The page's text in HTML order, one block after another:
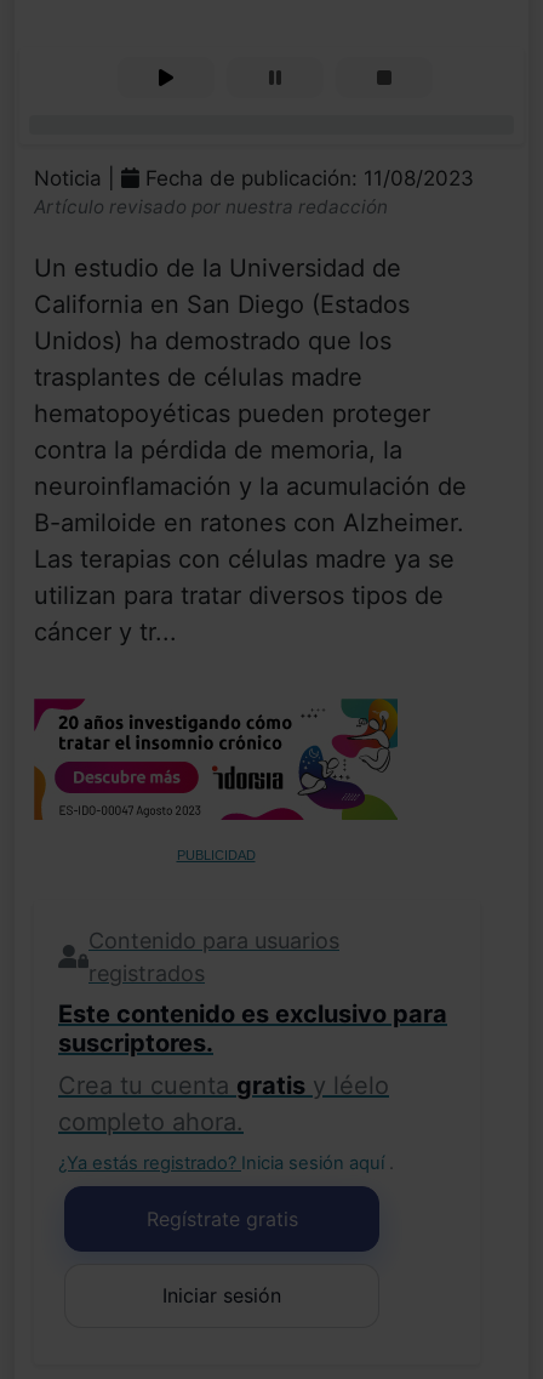
Noticia | Fecha de publicación: 11/08/2023
Artículo revisado por nuestra redacción
Un estudio de la Universidad de
California en San Diego (Estados
Unidos) ha demostrado que los
trasplantes de células madre
hematopoyéticas pueden proteger
contra la pérdida de memoria, la
neuroinflamación y la acumulación de
B-amiloide en ratones con Alzheimer.
Las terapias con células madre ya se
utilizan para tratar diversos tipos de
cáncer y tr...
PUBLICIDAD
Contenido para usuarios
registrados
Este contenido es exclusivo para
suscriptores.
Crea tu cuenta gratis y léelo
completo ahora.
¿Ya estás registrado? Inicia sesión aquí .
Regístrate gratis
Iniciar sesión